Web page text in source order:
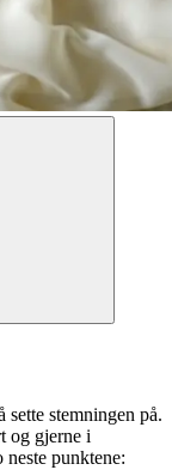
stemningen på.
og gjerne i
punktene: